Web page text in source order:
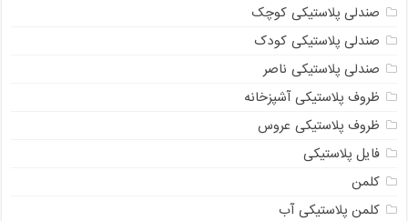
صندلی پلاستیکی کوچک
صندلی پلاستیکی کودک
صندلی پلاستیکی ناصر
ظروف پلاستیکی آشپزخانه
ظروف پلاستیکی عروس
فایل پلاستیکی
کلمن
کلمن پلاستیکی آب